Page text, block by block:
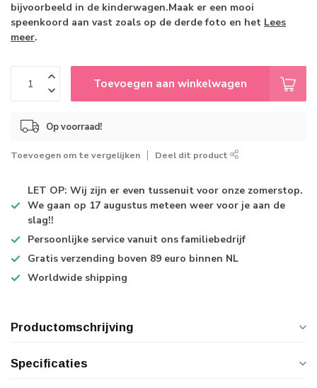
bijvoorbeeld in de kinderwagen.Maak er een mooi
speenkoord aan vast zoals op de derde foto en het Lees
meer.
Toevoegen aan winkelwagen
Op voorraad!
Toevoegen om te vergelijken Deel dit product
LET OP: Wij zijn er even tussenuit voor onze zomerstop.
We gaan op 17 augustus meteen weer voor je aan de
slag!!
Persoonlijke service vanuit ons familiebedrijf
Gratis verzending boven 89 euro binnen NL
Worldwide shipping
Productomschrijving
Specificaties